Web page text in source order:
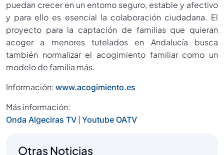
puedan crecer en un entorno seguro, estable y afectivo
y para ello es esencial la colaboración ciudadana. El
proyecto para la captación de familias que quieran
acoger a menores tutelados en Andalucía busca
también normalizar el acogimiento familiar como un
modelo de familia más.
Información: www.acogimiento.es
Más información:
Onda Algeciras TV | Youtube OATV
Otras Noticias